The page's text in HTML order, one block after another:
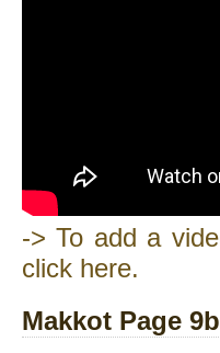
-> To add a
click here.
Makkot Page 9b